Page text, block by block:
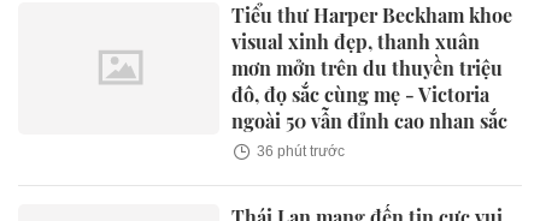
Tiểu thư Harper Beckham khoe
visual xinh đẹp, thanh xuân
mơn mởn trên du thuyền triệu
đô, đọ sắc cùng mẹ - Victoria
ngoài 50 vẫn đỉnh cao nhan sắc
36 phút trước